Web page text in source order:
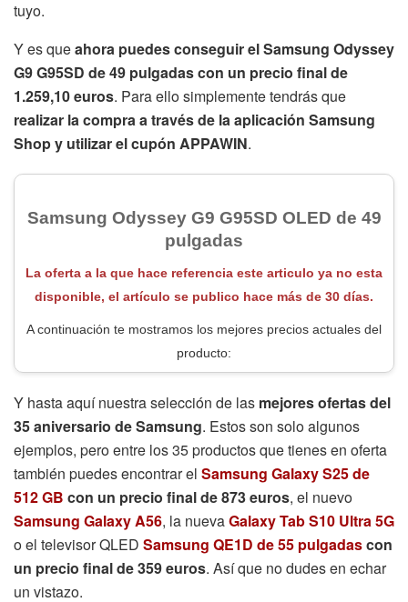
Un monitor que además incluye el
múltiples soluciones para salvaguardar la vida del panel.
Todo ello concompatibilidad con G-Sync de Nvidia y
AMD FreeSync Premium; además de con elsistema
Dynamic Black Equalizer. Todo un espectáculo de
monitor con un diseño súper elegante y conectividad a la
última. Si estás buscando un monitor grande, este es el
Y es queahora puedes conseguir el Samsung Odyssey
G9 G95SD de 49 pulgadas con un precio final de
1.259,10 euros. Para ello simplemente tendrás que
realizar la compra a través de la aplicación Samsung
Shop y utilizar el cupón APPAWIN.
Samsung Odyssey G9 G95SD OLED de 49
pulgadas
La oferta a la que hace referencia este articulo ya no esta
disponible, el artículo se publico hace más de 30 días.
Y hasta aquí nuestra selección de las